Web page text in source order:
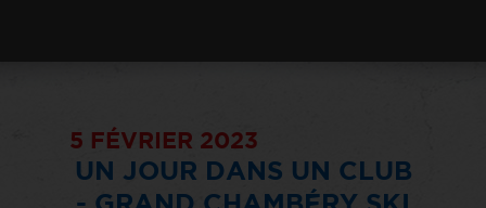
5 FÉVRIER 2023
UN JOUR DANS UN CLUB